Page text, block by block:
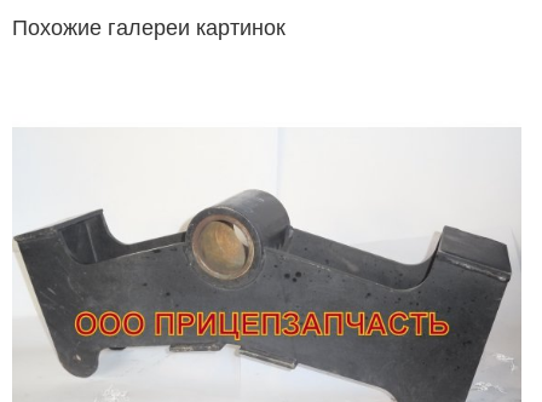
Похожие галереи картинок